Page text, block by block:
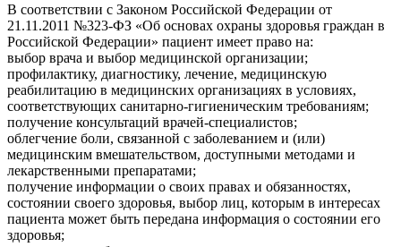
В соответствии с Законом Российской Федерации от
21.11.2011 №323-ФЗ «Об основах охраны здоровья граждан в
Российской Федерации» пациент имеет право на:
выбор врача и выбор медицинской организации;
профилактику, диагностику, лечение, медицинскую
реабилитацию в медицинских организациях в условиях,
соответствующих санитарно-гигиеническим требованиям;
получение консультаций врачей-специалистов;
облегчение боли, связанной с заболеванием и (или)
медицинским вмешательством, доступными методами и
лекарственными препаратами;
получение информации о своих правах и обязанностях,
состоянии своего здоровья, выбор лиц, которым в интересах
пациента может быть передана информация о состоянии его
здоровья;